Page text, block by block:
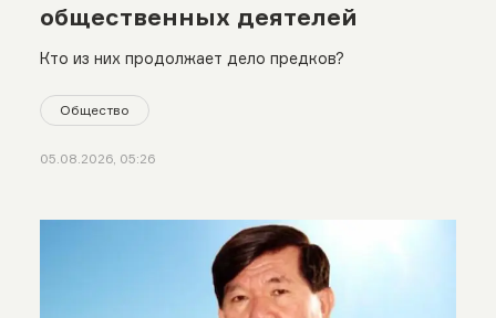
общественных деятелей
Кто из них продолжает дело предков?
Общество
05.08.2026, 05:26